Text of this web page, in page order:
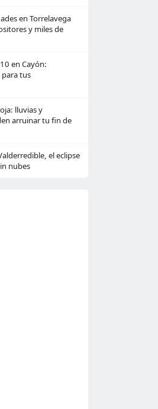
en Torrelavega
y miles de
en Cayón:
tus
lluvias y
arruinar tu fin de
el eclipse
nubes